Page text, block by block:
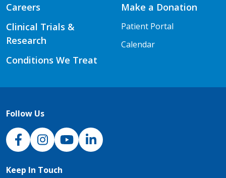
Careers
Clinical Trials &
Research
Conditions We Treat
Make a Donation
Patient Portal
Calendar
Follow Us
NJH Facebook
InstagramNJH YouTube
NJH LinkedIn
Keep In Touch